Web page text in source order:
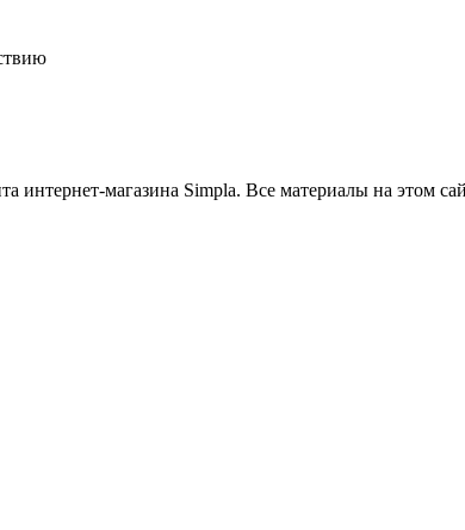
интернет-магазина Simpla. Все материалы на этом